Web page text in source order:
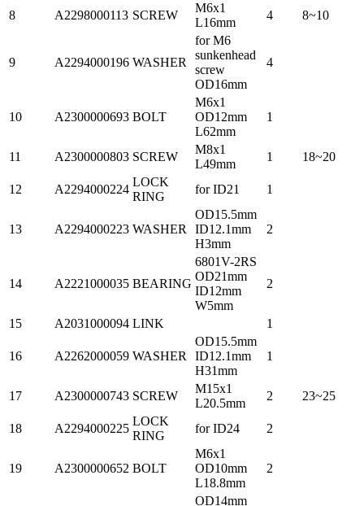
8 A2298000113 SCREW
M6x1
L16mm
4 8~10
9 A2294000196 WASHER
for M6
sunkenhead
screw
OD16mm
4
10 A2300000693 BOLT
M6x1
OD12mm
L62mm
1
11 A2300000803 SCREW
M8x1
L49mm
1 18~20
12 A2294000224
LOCK
RING
for ID21 1
13 A2294000223 WASHER
OD15.5mm
ID12.1mm
H3mm
2
14 A2221000035 BEARING
6801V-2RS
OD21mm
ID12mm
W5mm
2
15 A2031000094 LINK 1
16 A2262000059 WASHER
OD15.5mm
ID12.1mm
H31mm
1
17 A2300000743 SCREW
M15x1
L20.5mm
2 23~25
18 A2294000225
LOCK
RING
for ID24 2
19 A2300000652 BOLT
M6x1
OD10mm
L18.8mm
2
OD14mm